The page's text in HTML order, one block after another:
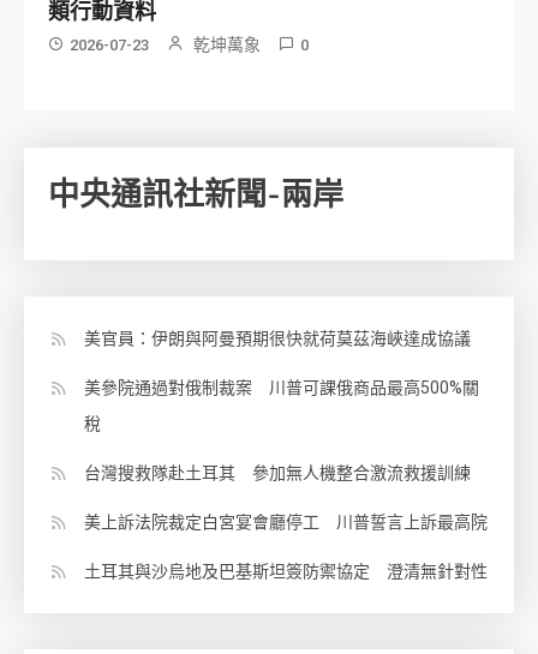
類行動資料
2026-07-23 乾坤萬象 0
中央通訊社新聞-兩岸
美官員：伊朗與阿曼預期很快就荷莫茲海峽達成協議
美參院通過對俄制裁案 川普可課俄商品最高500%關
稅
台灣搜救隊赴土耳其 參加無人機整合激流救援訓練
美上訴法院裁定白宮宴會廳停工 川普誓言上訴最高院
土耳其與沙烏地及巴基斯坦簽防禦協定 澄清無針對性